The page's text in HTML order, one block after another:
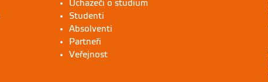
Uchazeči o studium
Studenti
Absolventi
Partneři
Veřejnost